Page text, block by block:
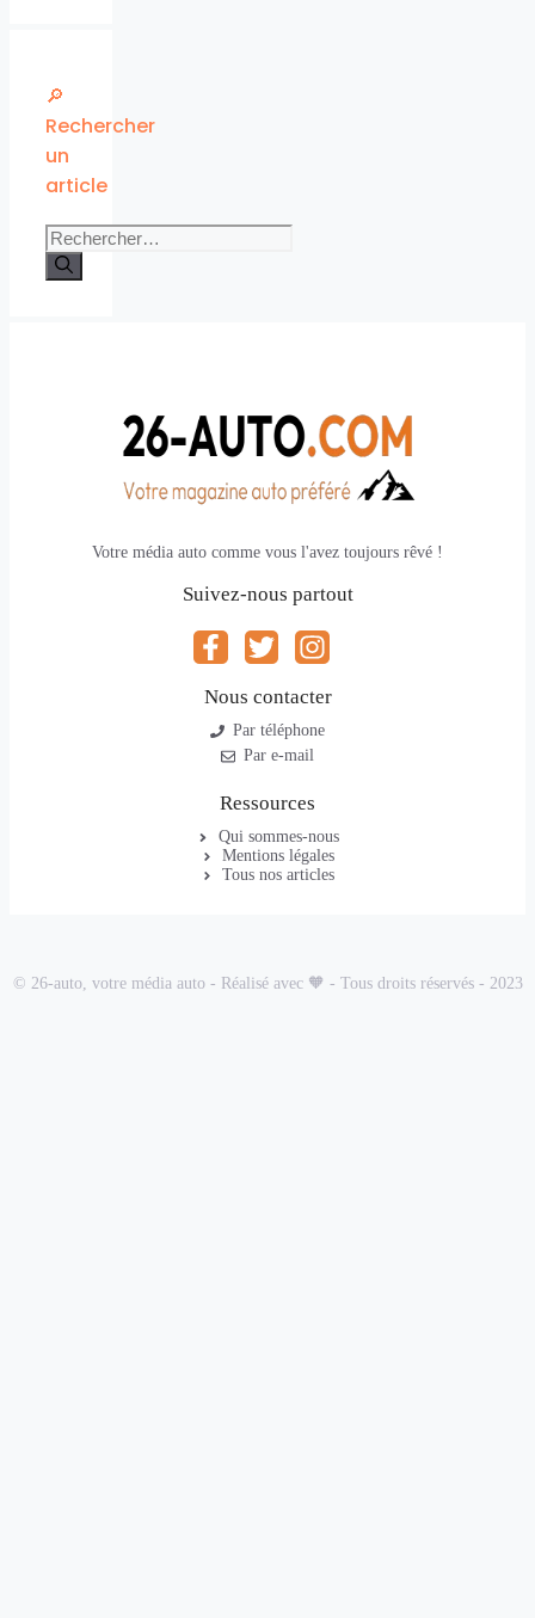
🔎
Rechercher
un
article
Rechercher :
Votre média auto comme vous l'avez toujours rêvé !
Suivez-nous partout
Nous contacter
Par téléphone
Par e-mail
Ressources
Qui sommes-nous
Mentions légales
Tous nos articles
© 26-auto, votre média auto - Réalisé avec 🧡 - Tous droits réservés - 2023